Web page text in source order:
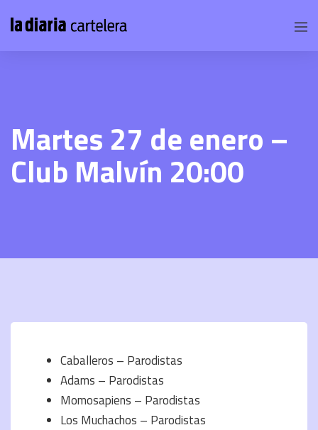
Martes 27 de enero –
Club Malvín 20:00
Caballeros – Parodistas
Adams – Parodistas
Momosapiens – Parodistas
Los Muchachos – Parodistas